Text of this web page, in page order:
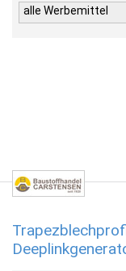
alle Werbemittel